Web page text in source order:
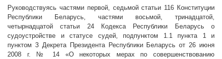
Руководствуясь частями первой, седьмой статьи 116 Конституции
Республики Беларусь, частями восьмой, тринадцатой,
четырнадцатой статьи 24 Кодекса Республики Беларусь о
судоустройстве и статусе судей, подпунктом 1.1 пункта 1 и
пунктом 3 Декрета Президента Республики Беларусь от 26 июня
2008 г. № 14 «О некоторых мерах по совершенствованию